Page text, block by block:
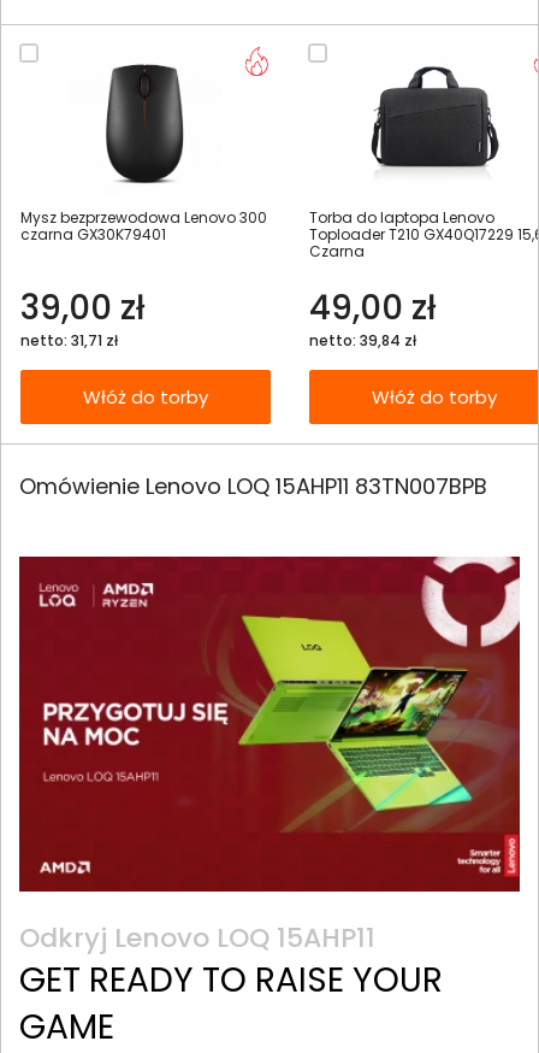
Mysz bezprzewodowa Lenovo 300
czarna GX30K79401
39,00 zł
netto: 31,71 zł
Włóż do torby
Torba do laptopa Lenovo
Toploader T210 GX40Q17229
Czarna
49,00 zł
netto: 39,84 zł
Włóż do torby
Omówienie Lenovo LOQ 15AHP11 83TN007BPB
Odkryj Lenovo LOQ 15AHP11
GET READY TO RAISE YOUR
GAME